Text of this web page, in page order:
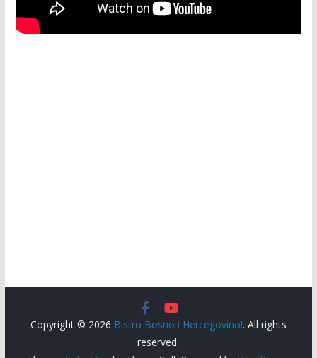
Copyright © 2026 Bistro Bosno i Hercegovino!. All rights
reserved.